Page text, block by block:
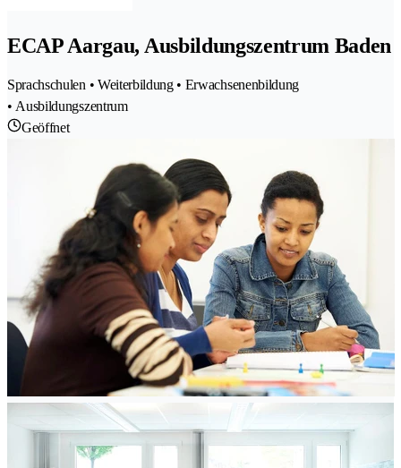
ECAP Aargau, Ausbildungszentrum Baden
Sprachschulen • Weiterbildung • Erwachsenenbildung
• Ausbildungszentrum
Geöffnet